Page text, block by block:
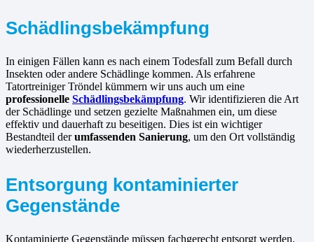
Schädlingsbekämpfung
In einigen Fällen kann es nach einem Todesfall zum Befall durch
Insekten oder andere Schädlinge kommen. Als erfahrene
Tatortreiniger Tröndel kümmern wir uns auch um eine
professionelle Schädlingsbekämpfung. Wir identifizieren die Art
der Schädlinge und setzen gezielte Maßnahmen ein, um diese
effektiv und dauerhaft zu beseitigen. Dies ist ein wichtiger
Bestandteil derumfassenden Sanierung, um den Ort vollständig
wiederherzustellen.
Entsorgung kontaminierter
Gegenstände
Kontaminierte Gegenstände müssen fachgerecht entsorgt werden.